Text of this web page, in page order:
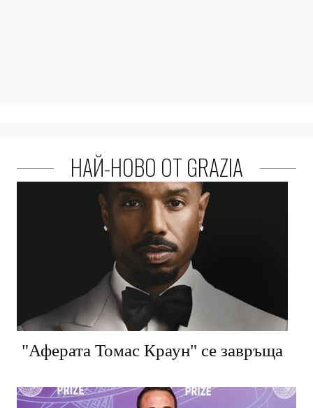
НАЙ-НОВО ОТ GRAZIA
"Аферата Томас Краун" се завръща